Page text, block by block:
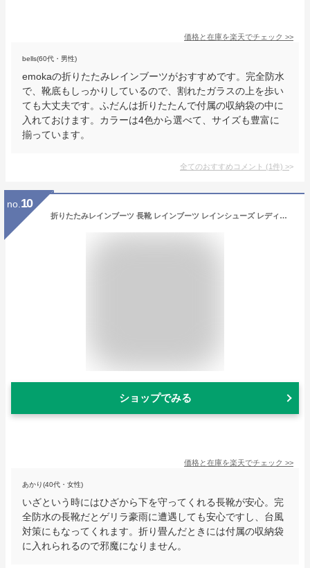
価格と在庫を楽天でチェック >>
bells(60代・男性)
emokaの折りたたみレインブーツがおすすめです。完全防水
で、靴底もしっかりしているので、割れたガラスの上を歩い
ても大丈夫です。ふだんは折りたたんで付属の収納袋の中に
入れておけます。カラーは4色から選べて、サイズも豊富に
揃っています。
全てのおすすめコメント (1件) >
no. 10
折りたたみレインブーツ 長靴 レインブーツ レインシューズ レディース 大人 長靴 靴 防水 完全防水 パッカブルレインブーツ 収納袋付き ゲリラ豪雨 大雨 台風 オシャレ 雨靴 通園 通学 雨 台風対策 親子 お揃い 防災 災害用 キッズ 子供 emoka
ショップでみる
価格と在庫を楽天でチェック >>
あかり(40代・女性)
いざという時にはひざから下を守ってくれる長靴が安心。完
全防水の長靴だとゲリラ豪雨に遭遇しても安心ですし、台風
対策にもなってくれます。折り畳んだときには付属の収納袋
に入れられるので邪魔になりません。